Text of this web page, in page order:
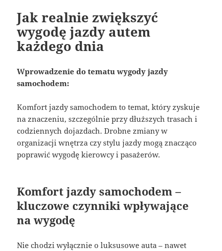
Jak realnie zwiększyć
wygodę jazdy autem
każdego dnia
Wprowadzenie do tematu wygody jazdy
samochodem:
Komfort jazdy samochodem to temat, który zyskuje
na znaczeniu, szczególnie przy dłuższych trasach i
codziennych dojazdach. Drobne zmiany w
organizacji wnętrza czy stylu jazdy mogą znacząco
poprawić wygodę kierowcy i pasażerów.
Komfort jazdy samochodem –
kluczowe czynniki wpływające
na wygodę
Nie chodzi wyłącznie o luksusowe auta – nawet